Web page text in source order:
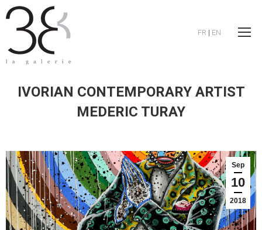
FR | EN
IVORIAN CONTEMPORARY ARTIST
MEDERIC TURAY
Sep
10
2018